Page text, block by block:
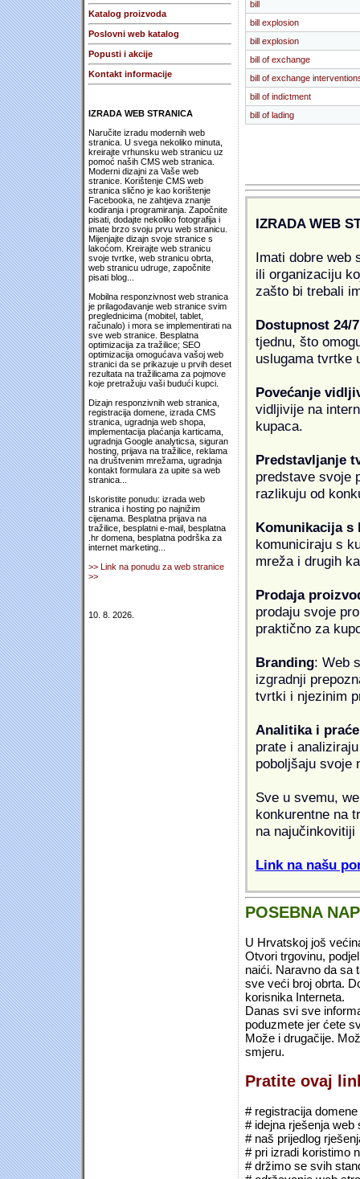
Katalog proizvoda
Poslovni web katalog
Popusti i akcije
Kontakt informacije
IZRADA WEB STRANICA
Naručite izradu modernih web
stranica. U svega nekoliko minuta,
kreirajte vrhunsku web stranicu uz
pomoć naših CMS web stranica.
Moderni dizajni za Vaše web
stranice. Korištenje CMS web
stranica slično je kao korištenje
Facebooka, ne zahtjeva znanje
kodiranja i programiranja. Započnite
pisati, dodajte nekoliko fotografija i
imate brzo svoju prvu web stranicu.
Mijenjajte dizajn svoje stranice s
lakoćom. Kreirajte web stranicu
svoje tvrtke, web stranicu obrta,
web stranicu udruge, započnite
pisati blog...
Mobilna responzivnost web stranica
je prilagođavanje web stranice svim
preglednicima (mobitel, tablet,
računalo) i mora se implementirati na
sve web stranice. Besplatna
optimizacija za tražilice; SEO
optimizacija omogućava vašoj web
stranici da se prikazuje u prvih deset
rezultata na tražilicama za pojmove
koje pretražuju vaši budući kupci.
Dizajn responzivnih web stranica,
registracija domene, izrada CMS
stranica, ugradnja web shopa,
implementacija plaćanja karticama,
ugradnja Google analyticsa, siguran
hosting, prijava na tražilice, reklama
na društvenim mrežama, ugradnja
kontakt formulara za upite sa web
stranica...
Iskoristite ponudu: izrada web
stranica i hosting po najnižim
cijenama. Besplatna prijava na
tražilice, besplatni e-mail, besplatna
.hr domena, besplatna podrška za
internet marketing...
>> Link na ponudu za web stranice
>>
10. 8. 2026.
bill
bill explosion
bill explosion
bill of exchange
bill of exchange
bill of indictment
bill of lading
IZRADA WEB
Imati dobre web
ili organizaciju
zašto bi trebali
Dostupnost 24/7
tjednu, što
uslugama tvrtke
Povećanje
vidljivije na
kupaca.
Predstavljanje
predstave svoje
razlikuju od
Komunikacija s
komuniciraju s
mreža i drugih
Prodaja
prodaju svoje
praktično za
Branding: Web
izgradnji
tvrtki i njezinim
Analitika i
prate i
poboljšaju svoje
Sve u svemu,
konkurentne na
na najučinkovitiji
Link na našu
POSEBNA
U Hrvatskoj još
Otvori trgovinu,
naići. Naravno da sa
sve veći broj obrta.
korisnika Interneta.
Danas svi sve
poduzmete jer ćete
Može i drugačije.
smjeru.
Pratite ovaj
# registracija
# idejna rješenja web
# naš prijedlog
# pri izradi koristimo
# držimo se svih